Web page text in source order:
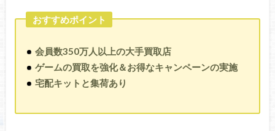
おすすめポイント
会員数350万人以上の大手買取店
ゲームの買取を強化＆お得なキャンペーンの実施
宅配キットと集荷あり